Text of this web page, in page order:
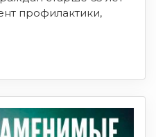
профилактики,